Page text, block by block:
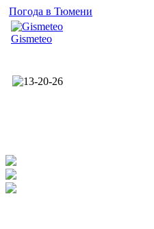
Погода в Тюмени
Gismeteo